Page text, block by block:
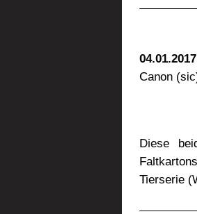
Canon
Diese
Tierserie